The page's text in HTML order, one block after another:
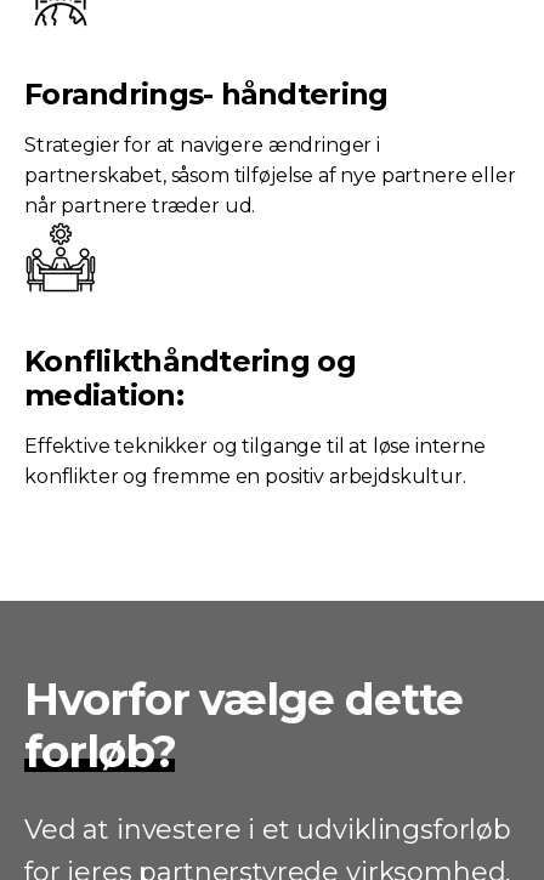
Forandrings- håndtering
Strategier for at navigere ændringer i
partnerskabet, såsom tilføjelse af nye partnere eller
når partnere træder ud.
Konflikthåndtering og
mediation:
Effektive teknikker og tilgange til at løse interne
konflikter og fremme en positiv arbejdskultur.
Hvorfor vælge dette
forløb?
Ved at investere i et udviklingsforløb
for jeres partnerstyrede virksomhed,